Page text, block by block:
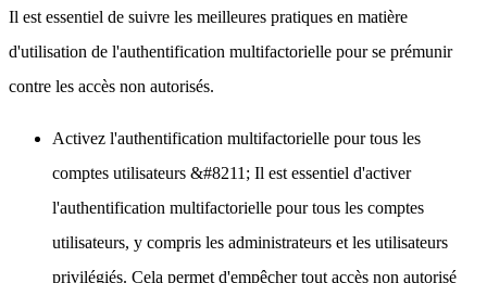
Il est essentiel de suivre les meilleures pratiques en matière
d'utilisation de l'authentification multifactorielle pour se prémunir
contre les accès non autorisés.
Activez l'authentification multifactorielle pour tous les
comptes utilisateurs &#8211; Il est essentiel d'activer
l'authentification multifactorielle pour tous les comptes
utilisateurs, y compris les administrateurs et les utilisateurs
privilégiés. Cela permet d'empêcher tout accès non autorisé